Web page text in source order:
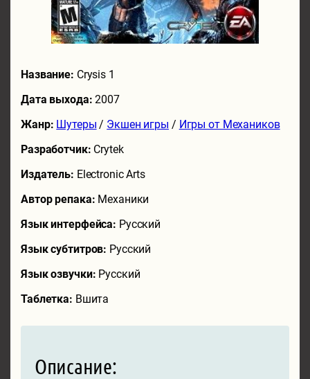
Название: Crysis 1
Дата выхода:2007
Жанр: Шутеры / Экшен игры / Игры от Механиков
Разработчик: Crytek
Издатель: Electronic Arts
Автор репака: Механики
Язык интерфейса: Русский
Язык субтитров: Русский
Язык озвучки: Русский
Таблетка: Вшита
Описание: